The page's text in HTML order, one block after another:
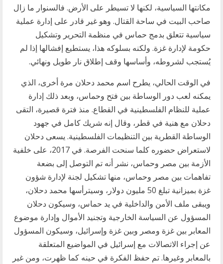
مكانتها السياسية، لكنها لا تسيطر على الأرض. فالسنوار ما زال
صاحب البيت في ساحة القتال. وهو غير قادر على إدارة عملية
سياسية تتعلق بدمج حماس في منظمة التحرير وتشكيل
حكومة لإدارة غزة. ولكنه بسلوكه هذا، يستطيع إفشالها إذا لم
يُستجب لشروطه، وأساسها وقف إطلاق نار طويل ونهائي.
في الوقت الحالي، يطرح اسم محمد دحلان مرة أخرى، الذي
يمكنه لعب دور الوساطة بين فتح وحماس، وبعد ذلك إدارة
عملية للنظام الفلسطينية في القطاع. منذ فترة قصيرة، التقى
دحلان مع هنية في قطر، وقال إنه شريك كامل في جهود
الوساطة القطرية بين التنظيمات الفلسطينية. يسعى دحلان
لاستعراض حضوره كلما سنحت الفرصة. في 2017، على خلفية
الأزمة بين مصر وحماس، نشر أنه تم التوصل إلى بضعة
تفاهمات بين مصر وحماس، منها تشكيل لجنة لإدارة شؤون
غزة بميزانية تبلغ 50 مليون دولار، وسيترأسها محمد دحلان،
ويبقى ملف الأمن والداخلية في يد حماس، وسيكون دحلان
المسؤول عن السياسة الخارجية وتجنيد الأموال وإدارة موضوع
المعابر بين غزة ومصر وبين غزة وإسرائيل، وسيكون المسؤول
عن إجراء الاتصالات مع إسرائيل في المواضيع المتعلقة
بالمعابر وغيرها. تم حفظ الفكرة في حينه كما ظهرت، ومن غير